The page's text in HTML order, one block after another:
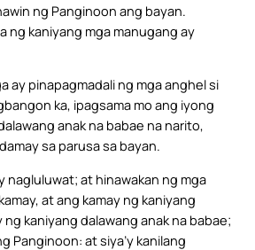
ng Panginoon ang bayan.
ng kaniyang mga manugang ay
ay pinapagmadali ng mga anghel si
ka, ipagsama mo ang iyong
anak na babae na narito,
sa parusa sa bayan.
nagluluwat; at hinawakan ng mga
at ang kamay ng kaniyang
ng kaniyang dalawang anak na babae;
Panginoon: at siya’y kanilang